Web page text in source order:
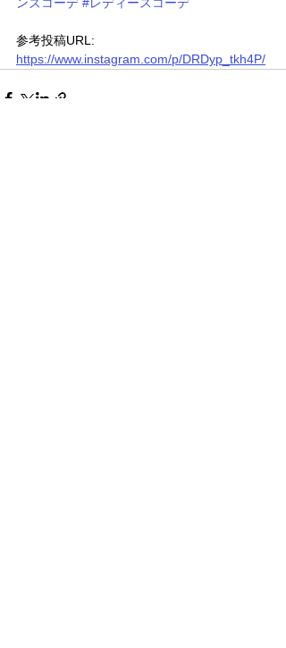
参考投稿URL:
https://www.instagram.com/p/DRDyp_tkh4P/